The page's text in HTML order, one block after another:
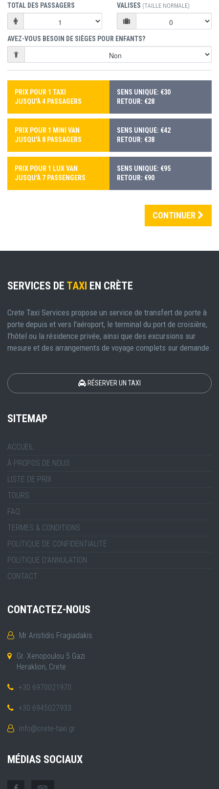
TOTAL DES PASSAGERS VALISES (TAILLE NORMALE)
AVEZ-VOUS BESOIN DE SIÈGES POUR ENFANTS?
PRIX POUR 1 TAXI
JUSQU'À 4 PASSAGERS
SENS UNIQUE: €30
RETOUR: €28
PRIX POUR 1 MINI VAN
JUSQU'À 8 PASSAGERS
SENS UNIQUE: €42
RETOUR: €38
PRIX POUR 1 LUX VAN
JUSQU'À 7 PASSENGERS
SENS UNIQUE: €95
RETOUR: €90
CONTINUER
SERVICES DE TAXI EN CRÈTE
Crete Taxi Services propose un service de transfert de porte à
porte depuis et vers l'aéroport, le terminal du port de croisière,
l'hôtel ou la résidence privée, ainsi que des excursions sur
mesure et des arrangements de voyage complets sur demande.
RÉSERVER UN TAXI
SITEMAP
ACCUEIL
À PROPOS DE NOUS
LISTE DE PRIX
TOURS
FAQ
TERMES & CONDITIONS
POLITIQUE DE CONFIDENTIALITÉ
POLITIQUE D’ANNULATION
CONTACT
CONTACTEZ-NOUS
Mr Aristidis Fragiadakis
Gr. Xenopoulou 5 Gazi
Heraklion, Crete
+30 6970021970
+30 6945027933
info@crete-taxi.gr
MÉDIAS SOCIAUX